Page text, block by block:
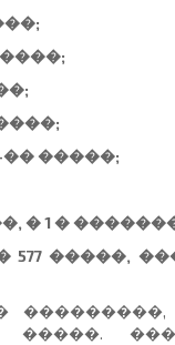
�� �����;
� 1 �
�����,
�����.